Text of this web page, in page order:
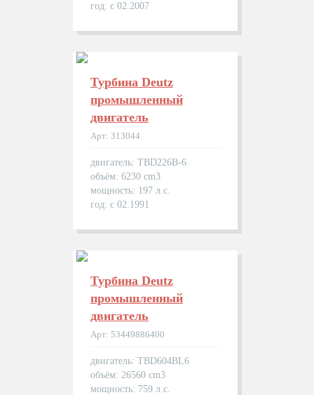
год: с 02.2007
Турбина Deutz
промышленный
двигатель
Арт: 313044
двигатель: TBD226B-6
объём: 6230 cm3
мощность: 197 л.с.
год: с 02.1991
Турбина Deutz
промышленный
двигатель
Арт: 53449886400
двигатель: TBD604BL6
объём: 26560 cm3
мощность: 759 л.с.